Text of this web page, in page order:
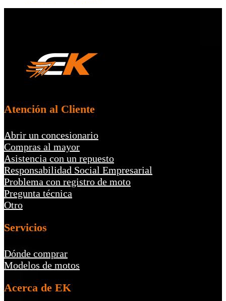
Atención al Cliente
Abrir un concesionario
Compras al mayor
Asistencia con un repuesto
Responsabilidad Social Empresarial
Problema con registro de moto
Pregunta técnica
Otro
Servicios
Dónde comprar
Modelos de motos
Acerca de EK